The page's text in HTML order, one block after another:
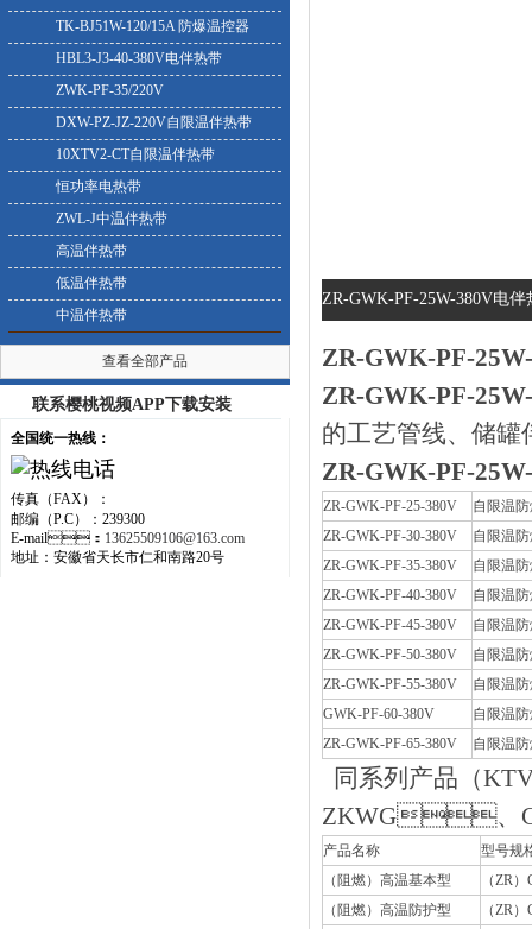
TK-BJ51W-120/15A 防爆温控器
HBL3-J3-40-380V电伴热带
ZWK-PF-35/220V
DXW-PZ-JZ-220V自限温伴热带
10XTV2-CT自限温伴热带
恒功率电热带
ZWL-J中温伴热带
高温伴热带
低温伴热带
中温伴热带
查看全部产品
联系樱桃视频APP下载安装
全国统一热线：
传真（FAX）：
邮编（P.C）：239300
E-mail： 13625509106@163.com
地址：安徽省天长市仁和南路20号
ZR-GWK-PF-25W-380V电伴热
ZR-GWK-PF-25W-
ZR-GWK-PF-
的工艺管线、
ZR-GWK-PF-
ZR-GWK-PF-25-380V
自限温
ZR-GWK-PF-30-380V
自限温
ZR-GWK-PF-35-380V
自限温
ZR-GWK-PF-40-380V
自限温
ZR-GWK-PF-45-380V
自限温
ZR-GWK-PF-50-380V
自限温
ZR-GWK-PF-55-380V
自限温
GWK-PF-60-380V
自限温
ZR-GWK-PF-65-380V
自限温
同系列产品（
ZKWG、
产品名称
型号规
（阻燃）高温基本型
（ZR
（阻燃）高温防护型
（ZR